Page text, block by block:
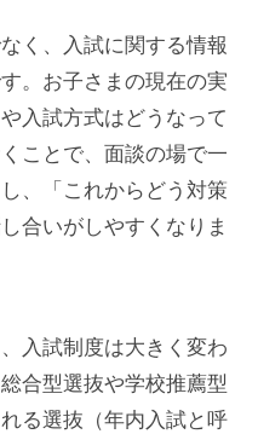
く、入試に関する情報
。お子さまの現在の実
入試方式はどうなって
ことで、面談の場で一
、「これからどう対策
合いがしやすくなりま
入試制度は大きく変わ
合型選抜や学校推薦型
る選抜（年内入試と呼